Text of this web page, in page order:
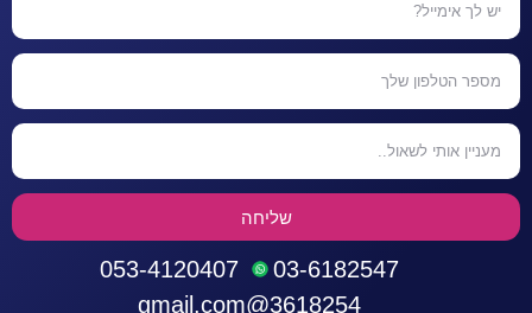
שליחה
03-6182547
053-4120407
3618254@gmail.com